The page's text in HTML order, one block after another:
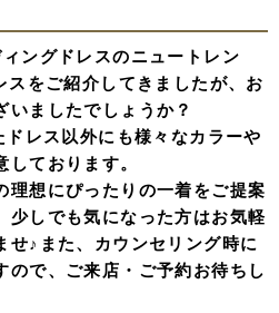
ングドレスのニュートレン
スをご紹介してきましたが、お
いましたでしょうか？
レス以外にも様々なカラーや
ております。
理想にぴったりの一着をご提案
少しでも気になった方はお気軽
せ♪また、カウンセリング時に
ので、ご来店・ご予約お待ちし